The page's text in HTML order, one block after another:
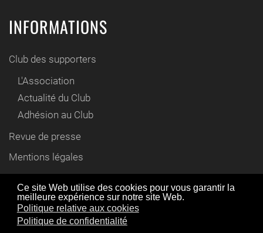
Ce site Web utilise des cookies pour vous garantir la
meilleure expérience sur notre site Web.
Politique relative aux cookies
Politique de confidentialité
INFORMATIONS
Club des supporters
L'Association
Actualité du Club
Adhésion au Club
Revue de presse
Mentions légales
Contact
© www.cyril-gautier.fr 2012 / 2021
En utilisant ce site Web, vous acceptez l'utilisation de
cookies comme décrit dans notre politique de